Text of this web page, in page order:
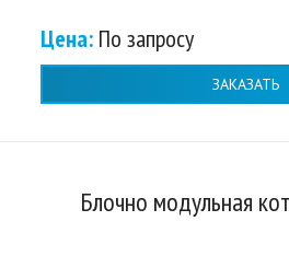
Цена: По запросу
ЗАКАЗАТЬ
Блочно модульная